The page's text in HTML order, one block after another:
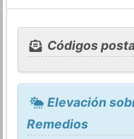
Códigos
Elevación
Remedios